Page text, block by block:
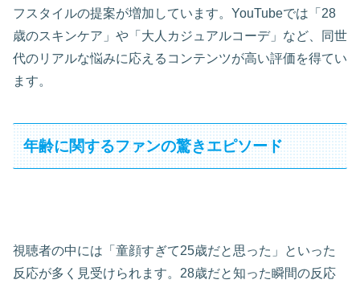
フスタイルの提案が増加しています。YouTubeでは「28
歳のスキンケア」や「大人カジュアルコーデ」など、同世
代のリアルな悩みに応えるコンテンツが高い評価を得てい
ます。
年齢に関するファンの驚きエピソード
視聴者の中には「童顔すぎて25歳だと思った」といった
反応が多く見受けられます。28歳だと知った瞬間の反応